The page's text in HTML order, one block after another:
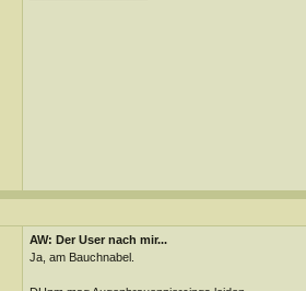
AW: Der User nach mir...
Ja, am Bauchnabel.